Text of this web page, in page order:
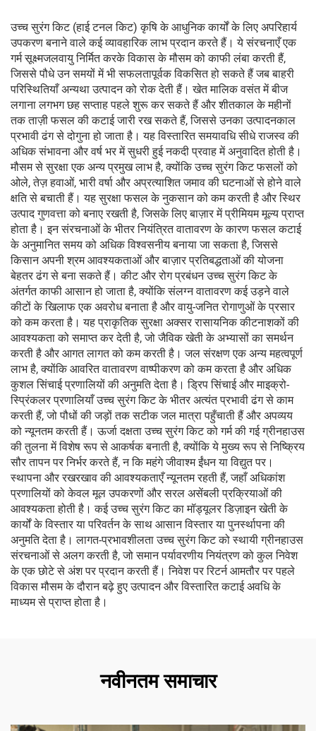
उच्च सुरंग किट (हाई टनल किट) कृषि के आधुनिक कार्यों के लिए अपरिहार्य
उपकरण बनाने वाले कई व्यावहारिक लाभ प्रदान करते हैं। ये संरचनाएँ एक
गर्म सूक्ष्मजलवायु निर्मित करके विकास के मौसम को काफी लंबा करती हैं,
जिससे पौधे उन समयों में भी सफलतापूर्वक विकसित हो सकते हैं जब बाहरी
परिस्थितियाँ अन्यथा उत्पादन को रोक देती हैं। खेत मालिक वसंत में बीज
लगाना लगभग छह सप्ताह पहले शुरू कर सकते हैं और शीतकाल के महीनों
तक ताज़ी फसल की कटाई जारी रख सकते हैं, जिससे उनका उत्पादनकाल
प्रभावी ढंग से दोगुना हो जाता है। यह विस्तारित समयावधि सीधे राजस्व की
अधिक संभावना और वर्ष भर में सुधरी हुई नकदी प्रवाह में अनुवादित होती है।
मौसम से सुरक्षा एक अन्य प्रमुख लाभ है, क्योंकि उच्च सुरंग किट फसलों को
ओले, तेज़ हवाओं, भारी वर्षा और अप्रत्याशित जमाव की घटनाओं से होने वाले
क्षति से बचाती हैं। यह सुरक्षा फसल के नुकसान को कम करती है और स्थिर
उत्पाद गुणवत्ता को बनाए रखती है, जिसके लिए बाज़ार में प्रीमियम मूल्य प्राप्त
होता है। इन संरचनाओं के भीतर नियंत्रित वातावरण के कारण फसल कटाई
के अनुमानित समय को अधिक विश्वसनीय बनाया जा सकता है, जिससे
किसान अपनी श्रम आवश्यकताओं और बाज़ार प्रतिबद्धताओं की योजना
बेहतर ढंग से बना सकते हैं। कीट और रोग प्रबंधन उच्च सुरंग किट के
अंतर्गत काफी आसान हो जाता है, क्योंकि संलग्न वातावरण कई उड़ने वाले
कीटों के खिलाफ एक अवरोध बनाता है और वायु-जनित रोगाणुओं के प्रसार
को कम करता है। यह प्राकृतिक सुरक्षा अक्सर रासायनिक कीटनाशकों की
आवश्यकता को समाप्त कर देती है, जो जैविक खेती के अभ्यासों का समर्थन
करती है और आगत लागत को कम करती है। जल संरक्षण एक अन्य महत्वपूर्ण
लाभ है, क्योंकि आवरित वातावरण वाष्पीकरण को कम करता है और अधिक
कुशल सिंचाई प्रणालियों की अनुमति देता है। ड्रिप सिंचाई और माइक्रो-
स्प्रिंकलर प्रणालियाँ उच्च सुरंग किट के भीतर अत्यंत प्रभावी ढंग से काम
करती हैं, जो पौधों की जड़ों तक सटीक जल मात्रा पहुँचाती हैं और अपव्यय
को न्यूनतम करती हैं। ऊर्जा दक्षता उच्च सुरंग किट को गर्म की गई ग्रीनहाउस
की तुलना में विशेष रूप से आकर्षक बनाती है, क्योंकि ये मुख्य रूप से निष्क्रिय
सौर तापन पर निर्भर करते हैं, न कि महंगे जीवाश्म ईंधन या विद्युत पर।
स्थापना और रखरखाव की आवश्यकताएँ न्यूनतम रहती हैं, जहाँ अधिकांश
प्रणालियों को केवल मूल उपकरणों और सरल असेंबली प्रक्रियाओं की
आवश्यकता होती है। कई उच्च सुरंग किट का मॉड्यूलर डिज़ाइन खेती के
कार्यों के विस्तार या परिवर्तन के साथ आसान विस्तार या पुनर्स्थापना की
अनुमति देता है। लागत-प्रभावशीलता उच्च सुरंग किट को स्थायी ग्रीनहाउस
संरचनाओं से अलग करती है, जो समान पर्यावरणीय नियंत्रण को कुल निवेश
के एक छोटे से अंश पर प्रदान करती हैं। निवेश पर रिटर्न आमतौर पर पहले
विकास मौसम के दौरान बढ़े हुए उत्पादन और विस्तारित कटाई अवधि के
माध्यम से प्राप्त होता है।
नवीनतम समाचार